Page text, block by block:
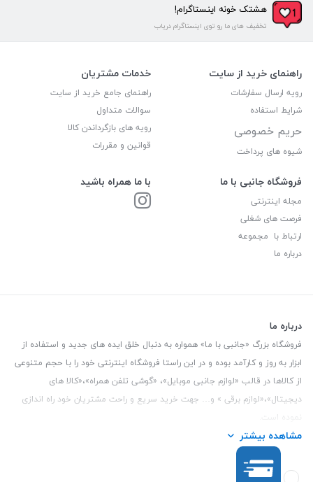
هشتک خونه اینستاگرام!
تخفیف های ما رو توی اینستاگرام دریاب
راهنمای خرید از سایت
رویه ارسال سفارشات
شرایط استفاده
حریم خصوصی
شیوه های پرداخت
خدمات مشتریان
راهنمای جامع خرید از سایت
سوالات متداول
رویه های بازگرداندن کالا
قوانین و مقررات
فروشگاه جانبی با ما
مجله اینترنتی
فرصت های شغلی
ارتباط با مجموعه
درباره ما
با ما همراه باشید
درباره ما
فروشگاه بزرگ «جانبی با ما» همواره به دنبال خلق ایده های جدید و استفاده از
ابزار به روز و کارآمد بوده و در این راستا فروشگاه اینترنتی خود را با حجم متنوعی
از کالاها در قالب «لوازم جانبی موبایل»، «گوشی تلفن همراه»،«کالا های
دیجیتال»،«لوازم برقی » و… جهت خرید سریع و راحت مشتریان خود راه اندازی
این فروشگاه تمام تلاش خود را نموده تا کالاهایی با کیفیت و با حداقل قیمت
عرضه نماید.
مشاهده بیشتر